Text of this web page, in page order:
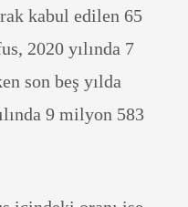
kabul edilen 65
2020 yılında 7
son beş yılda
9 milyon 583